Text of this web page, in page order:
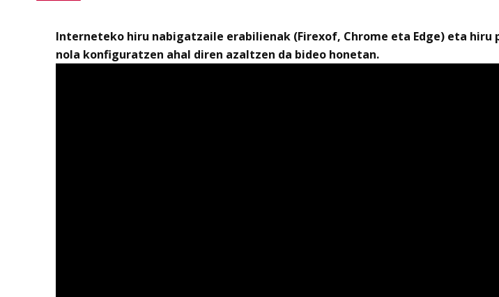
Interneteko hiru nabigatzaile erabilienak (Firexof, Chrome eta Edge) eta
nola konfiguratzen ahal diren azaltzen da bideo honetan.